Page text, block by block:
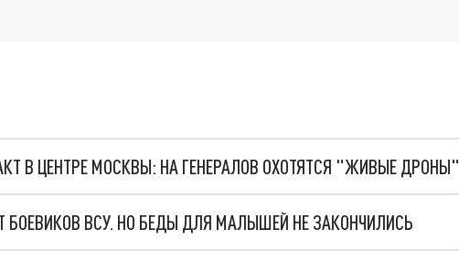
В ЦЕНТРЕ МОСКВЫ: НА ГЕНЕРАЛОВ ОХОТЯТСЯ "ЖИВЫЕ ДРОНЫ"
ВСУ. НО БЕДЫ ДЛЯ МАЛЫШЕЙ НЕ ЗАКОНЧИЛИСЬ